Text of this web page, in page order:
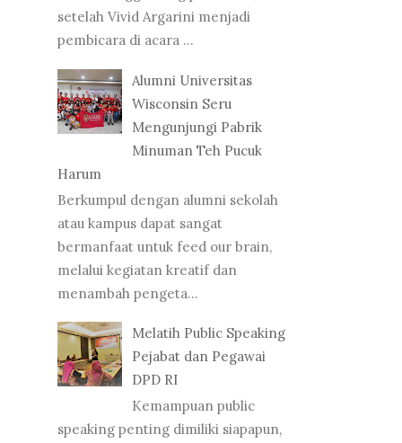
setelah Vivid Argarini menjadi
pembicara di acara ...
Alumni Universitas
Wisconsin Seru
Mengunjungi Pabrik
Minuman Teh Pucuk
Harum
Berkumpul dengan alumni sekolah
atau kampus dapat sangat
bermanfaat untuk feed our brain,
melalui kegiatan kreatif dan
menambah pengeta...
Melatih Public Speaking
Pejabat dan Pegawai
DPD RI
Kemampuan public
speaking penting dimiliki siapapun,